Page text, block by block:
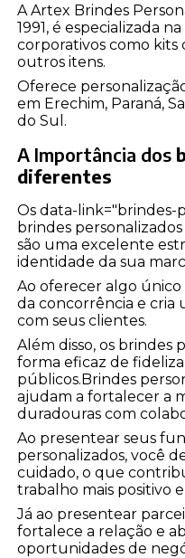
A Artex Brindes
1991, é especializada
corporativos como kits
outros itens.
Oferece
em Erechim, Paraná,
do Sul.
A Importância dos
diferentes
Os data-link="brindes-
brindes
são uma excelente
identidade da sua
Ao oferecer algo único
da concorrência e cria
com seus clientes.
Além disso, os brindes
forma eficaz de
públicos.Brindes
ajudam a fortalecer a
duradouras com
Ao presentear seus
personalizados, você
cuidado, o que
trabalho mais positivo
Já ao presentear
fortalece a relação e
oportunidades de